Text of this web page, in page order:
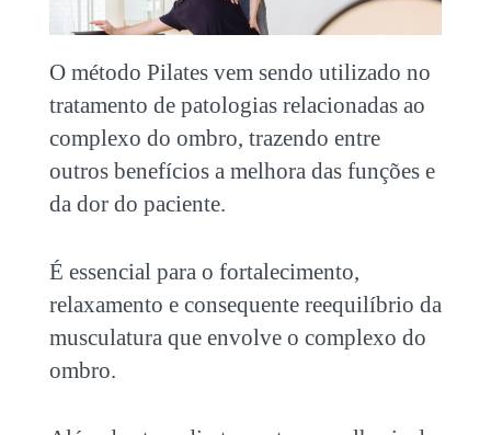
O método Pilates vem sendo utilizado no
tratamento de patologias relacionadas ao
complexo do ombro, trazendo entre
outros benefícios a melhora das funções e
da dor do paciente.
É essencial para o fortalecimento,
relaxamento e consequente reequilíbrio da
musculatura que envolve o complexo do
ombro.